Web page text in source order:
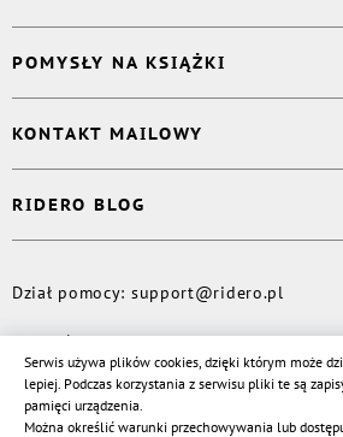
Projektant okładki
Druk Twojej książki
Publikacja
Książki Ridero
Pomoc
Polityka prywatności
POMYSŁY NA KSIĄŻKI
Dzienniczek malucha
Książka eksperta
Wydaj tomik poezji
KONTAKT MAILOWY
Kontakt dla mediów
RIDERO BLOG
Więcej
© Rideró, 2013—2026
Dział pomocy: support@ridero.pl
Serwis używa plików cookies, dzięki którym może
lepiej. Podczas korzystania z serwisu pliki te są
pamięci urządzenia.
Można określić warunki przechowywania lub